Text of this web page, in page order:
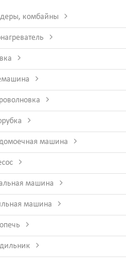
комбайны
машина
машина
машина